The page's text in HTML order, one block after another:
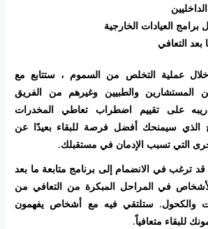
برامج العيادات الخارجية
بعد التعافي
عملية التخلص من السموم ، ستتابع مع
والطبيين وغيرهم من الفريق
على تقييم اضطراب تعاطي المخدرات
الذي سيمنحك أفضل فرصة للبقاء بعيدًا عن
التي تسبب الإدمان في مستقبلك.
، قد ترغب في الانضمام إلى برنامج متابعة ما بعد
في المراحل المبكرة من التعافي من
والكحول. ستلتقي فيه مع أشخاص يفهمون
للبقاء متعافياً.